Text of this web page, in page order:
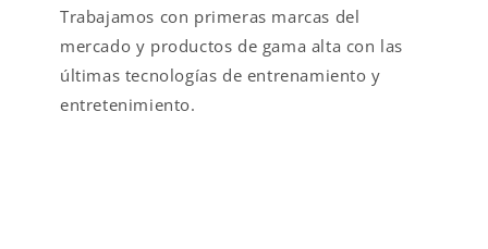
Trabajamos con primeras marcas del
mercado y productos de gama alta con las
últimas tecnologías de entrenamiento y
entretenimiento.